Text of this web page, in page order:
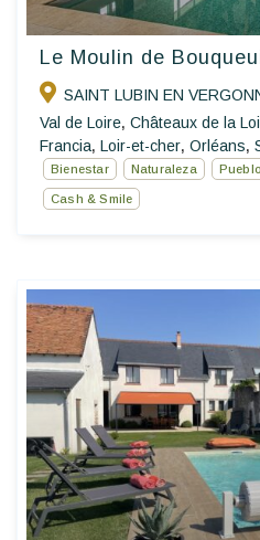
Le Moulin de
SAINT LUBIN EN
Val de Loire, Châteaux de la
Francia, Loir-et-cher, Orléans,
Bienestar Naturaleza Pueblo
Cash & Smile